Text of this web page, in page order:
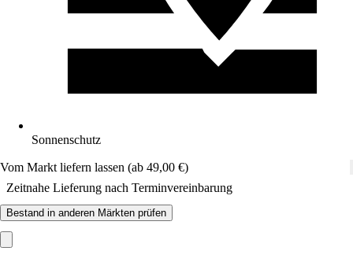
Sonnenschutz
Vom Markt liefern lassen (ab 49,00 €)
Zeitnahe Lieferung nach Terminvereinbarung
Bestand in anderen Märkten prüfen